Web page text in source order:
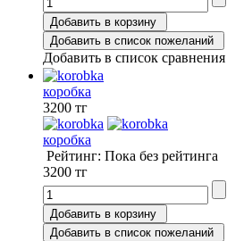
Добавить в корзину
Добавить в список пожеланий
Добавить в список сравнения
коробка
3200 тг
коробка
Рейтинг: Пока без рейтинга
3200 тг
Добавить в корзину
Добавить в список пожеланий